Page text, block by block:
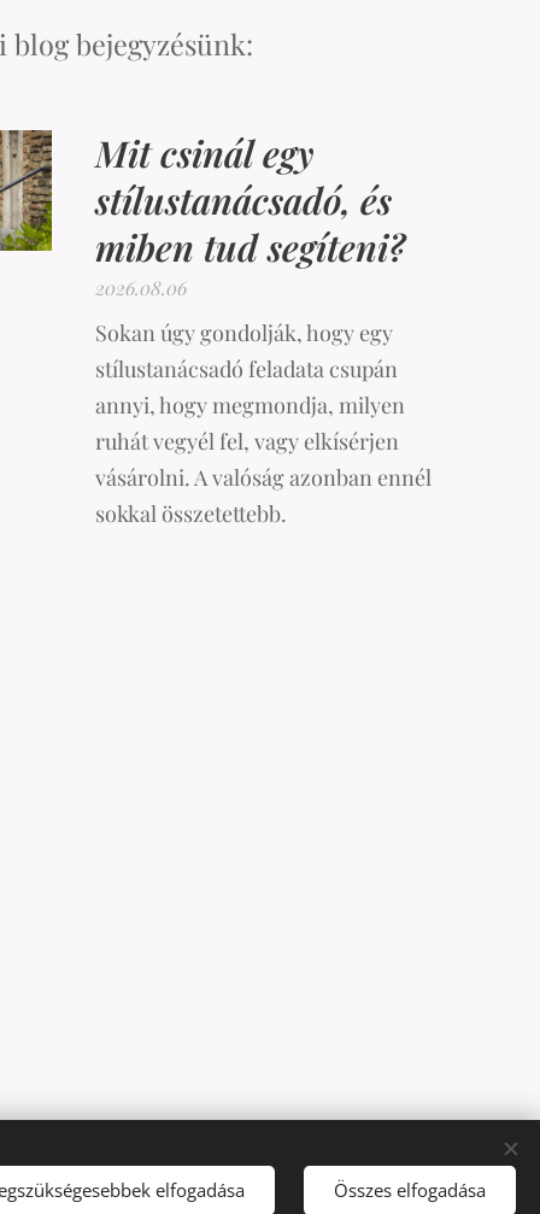
blog bejegyzésünk:
Mit csinál egy
stílustanácsadó, és
miben tud segíteni?
2026.08.06
Sokan úgy gondolják, hogy egy
stílustanácsadó feladata csupán
annyi, hogy megmondja, milyen
ruhát vegyél fel, vagy elkísérjen
vásárolni. A valóság azonban ennél
sokkal összetettebb.
elfogadása Összes elfogadása